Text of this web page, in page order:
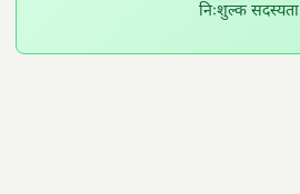
निःशुल्क सदस्यता